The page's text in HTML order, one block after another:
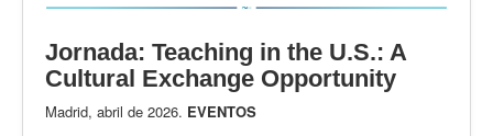
Jornada: Teaching in the U.S.: A
Cultural Exchange Opportunity
Madrid, abril de 2026. EVENTOS